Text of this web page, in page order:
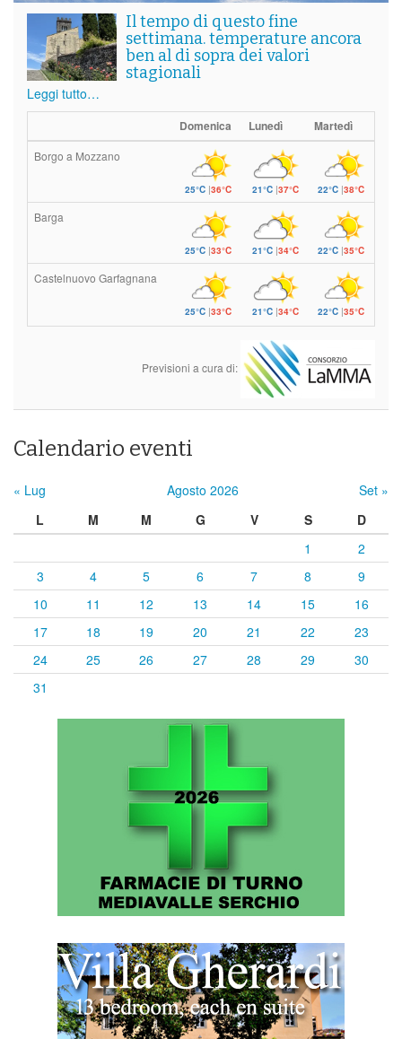
Il tempo di questo fine
settimana. temperature ancora
ben al di sopra dei valori
stagionali
Leggi tutto…
Domenica Lunedì Martedì
Borgo a Mozzano
25°C|36°C 21°C|37°C 22°C |38°C
Barga
25°C|33°C 21°C|34°C 22°C |35°C
Castelnuovo Garfagnana
25°C|33°C 21°C|34°C 22°C |35°C
Previsioni a cura di:
Calendario eventi
« Lug Agosto 2026
Set »
L
M M G V S
D
1
2
3
4 5 6 7 8
9
10
11 12 13 14 15
16
17
18 19 20 21 22
23
24
25 26 27 28 29
30
31